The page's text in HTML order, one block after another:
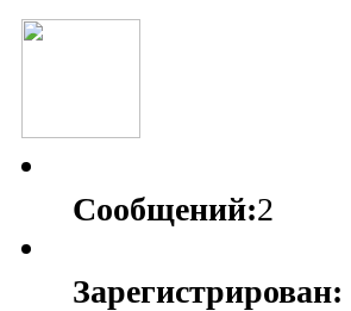
Сообщений:2
Зарегистрирован: